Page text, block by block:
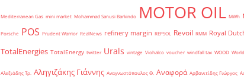
Mediterranean Gas mini market Mohammad Sanusi Barkindo MOTOR OIL MWh
Porsche POS Prudent Warrior RealNews refinery margin REPSOL Revoil RMM Royal
TotalEnergies TotalEnergy twitter Urals vintage Viohalco voucher windfall tax WOOD
Αλεξιάδης Τρ. Αληγιζάκης Γιάννης Αναγνωστόπουλος Θ. Αναφορά Αρβανιτίδης Γιώργος